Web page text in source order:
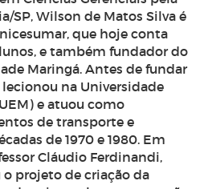
SP, Wilson de Matos Silva é
que hoje conta
e também fundador do
Maringá. Antes de fundar
na Universidade
e atuou como
de transporte e
de 1970 e 1980. Em
Cláudio Ferdinandi,
projeto de criação da